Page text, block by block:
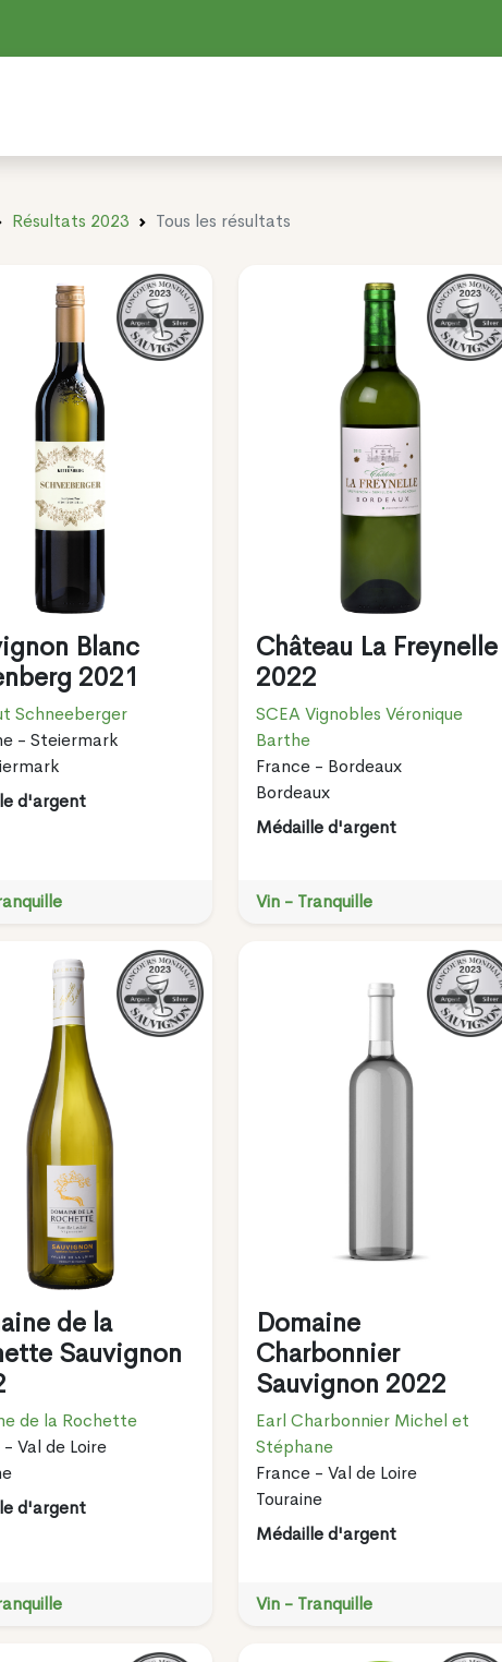
Résultats 2023 Tous les résultats
Blanc
2021
Schneeberger
- Steiermark
d'argent
Château La Freynelle
2022
SCEA Vignobles Véronique
Barthe
France - Bordeaux
Bordeaux
Médaille d'argent
Vin - Tranquille
de la
Sauvignon
de la Rochette
Val de Loire
d'argent
Domaine
Charbonnier
Sauvignon 2022
Earl Charbonnier Michel et
Stéphane
France - Val de Loire
Touraine
Médaille d'argent
Vin - Tranquille